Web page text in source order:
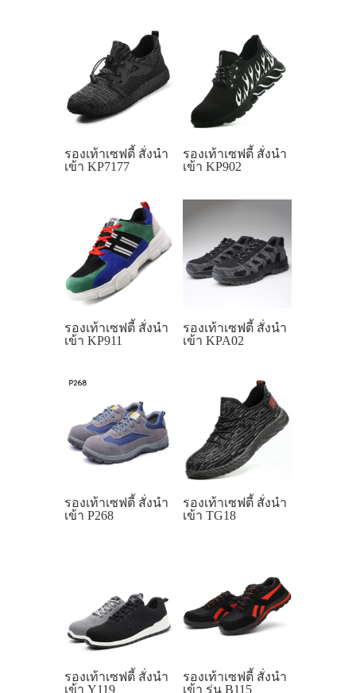
รองเท้าเซฟตี้ สั่งนำ
เข้า KP7177
รองเท้าเซฟตี้ สั่งนำ
เข้า KP902
รองเท้าเซฟตี้ สั่งนำ
เข้า KP911
รองเท้าเซฟตี้ สั่งนำ
เข้า KPA02
รองเท้าเซฟตี้ สั่งนำ
เข้า P268
รองเท้าเซฟตี้ สั่งนำ
เข้า TG18
รองเท้าเซฟตี้ สั่งนำ
เข้า Y119
รองเท้าเซฟตี้ สั่งนำ
เข้า รุ่น B115